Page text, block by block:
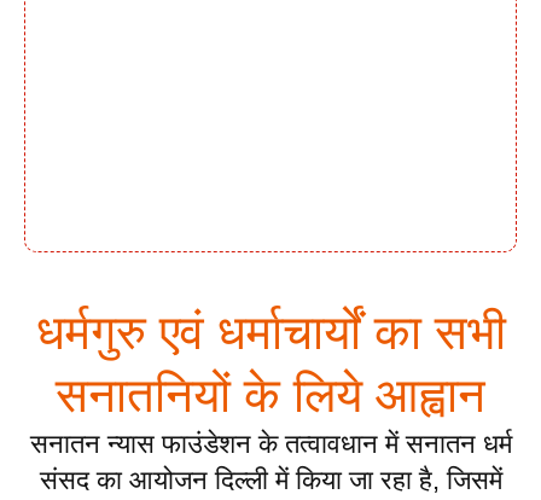
धर्मगुरु एवं धर्माचार्यों का सभी
सनातनियों के लिये आह्वान
सनातन न्यास फाउंडेशन के तत्वावधान में सनातन धर्म
संसद का आयोजन दिल्ली में किया जा रहा है, जिसमें